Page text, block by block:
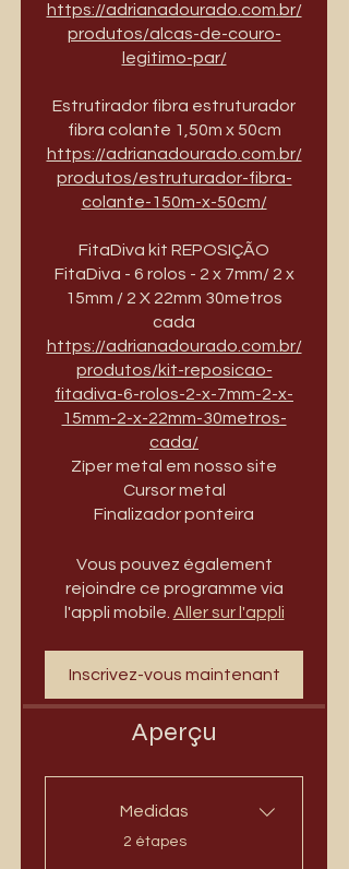
https://adrianadourado.com.br/
produtos/alcas-de-couro-
legitimo-par/
Estrutirador fibra estruturador
fibra colante 1,50m x 50cm
https://adrianadourado.com.br/
produtos/estruturador-fibra-
colante-150m-x-50cm/
FitaDiva kit REPOSIÇÃO
FitaDiva - 6 rolos - 2 x 7mm/ 2 x
15mm / 2 X 22mm 30metros
cada
https://adrianadourado.com.br/
produtos/kit-reposicao-
fitadiva-6-rolos-2-x-7mm-2-x-
15mm-2-x-22mm-30metros-
cada/
Zíper metal em nosso site
Cursor metal
Finalizador ponteira
Vous pouvez également
rejoindre ce programme via
l'appli mobile. Aller sur l'appli
Inscrivez-vous maintenant
Aperçu
Medidas
.
2 étapes